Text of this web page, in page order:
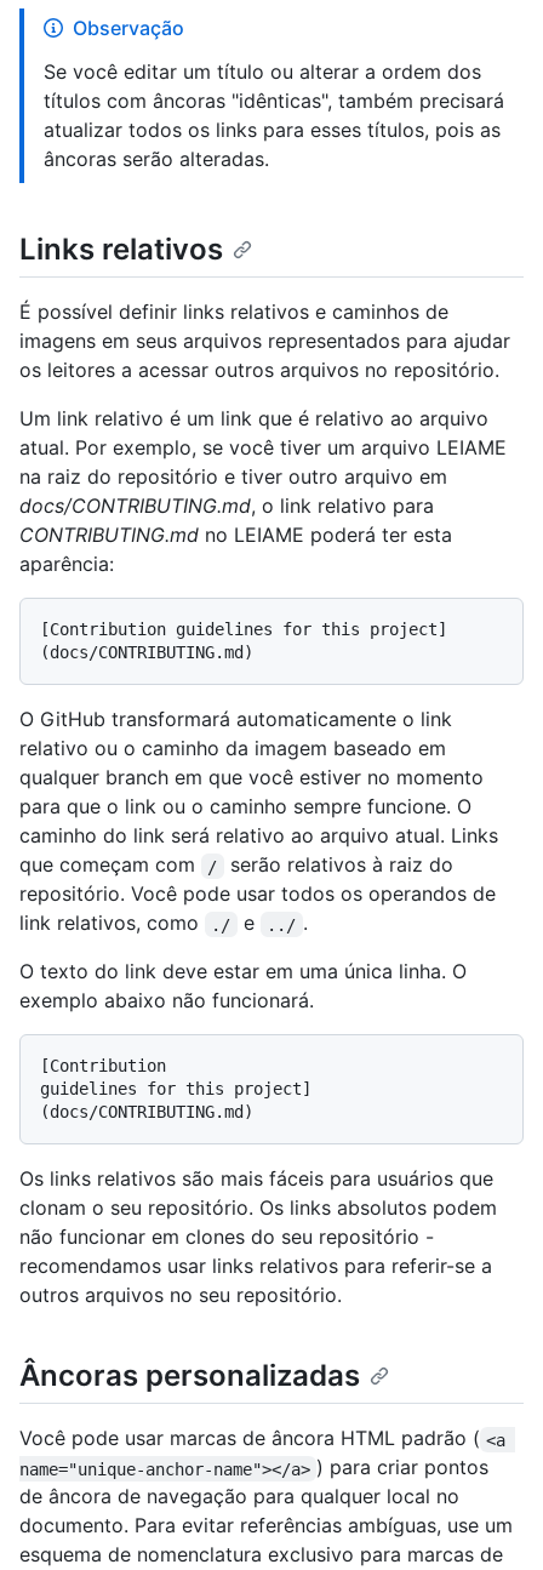
Observação
Se você editar um título ou alterar a ordem dos
títulos com âncoras "idênticas", também precisará
atualizar todos os links para esses títulos, pois as
âncoras serão alteradas.
Links relativos
É possível definir links relativos e caminhos de
imagens em seus arquivos representados para ajudar
os leitores a acessar outros arquivos no repositório.
Um link relativo é um link que é relativo ao arquivo
atual. Por exemplo, se você tiver um arquivo LEIAME
na raiz do repositório e tiver outro arquivo em
docs/CONTRIBUTING.md, o link relativo para
CONTRIBUTING.md no LEIAME poderá ter esta
aparência:
[Contribution guidelines for this project]
O GitHub transformará automaticamente o link
relativo ou o caminho da imagem baseado em
qualquer branch em que você estiver no momento
para que o link ou o caminho sempre funcione. O
caminho do link será relativo ao arquivo atual. Links
que começam com
/
serão relativos à raiz do
repositório. Você pode usar todos os operandos de
link relativos, como
./ e ../ .
O texto do link deve estar em uma única linha. O
exemplo abaixo não funcionará.
[Contribution
guidelines for this project]
Os links relativos são mais fáceis para usuários que
clonam o seu repositório. Os links absolutos podem
não funcionar em clones do seu repositório -
recomendamos usar links relativos para referir-se a
outros arquivos no seu repositório.
Âncoras personalizadas
Você pode usar marcas de âncora HTML padrão ( <a
name="unique-anchor-name"></a> ) para criar pontos
de âncora de navegação para qualquer local no
documento. Para evitar referências ambíguas, use um
esquema de nomenclatura exclusivo para marcas de